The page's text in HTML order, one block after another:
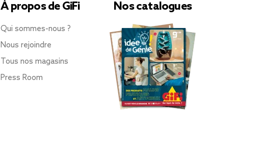
À propos de GiFi
Qui sommes-nous ?
Nous rejoindre
Tous nos magasins
Press Room
Nos catalogues